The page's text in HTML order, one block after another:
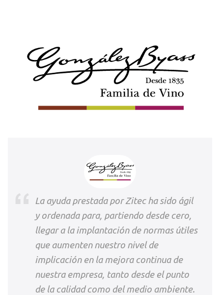
La ayuda prestada por Zitec ha sido ágil
y ordenada para, partiendo desde cero,
llegar a la implantación de normas útiles
que aumenten nuestro nivel de
implicación en la mejora continua de
nuestra empresa, tanto desde el punto
de la calidad como del medio ambiente.